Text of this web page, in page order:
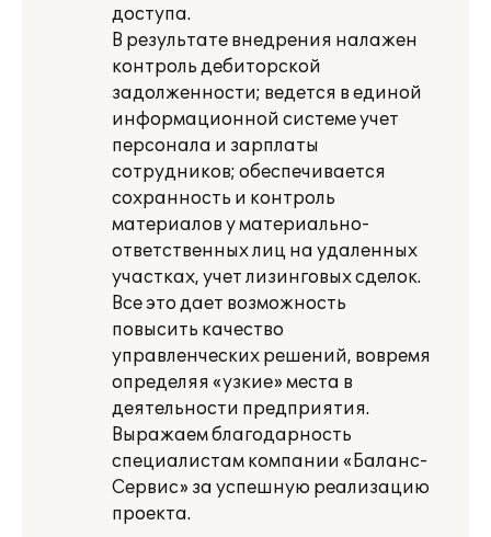
доступа.
В результате внедрения налажен
контроль дебиторской
задолженности; ведется в единой
информационной системе учет
персонала и зарплаты
сотрудников; обеспечивается
сохранность и контроль
материалов у материально-
ответственных лиц на удаленных
участках, учет лизинговых сделок.
Все это дает возможность
повысить качество
управленческих решений, вовремя
определяя «узкие» места в
деятельности предприятия.
Выражаем благодарность
специалистам компании «Баланс-
Сервис» за успешную реализацию
проекта.